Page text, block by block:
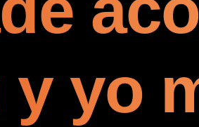
y yo